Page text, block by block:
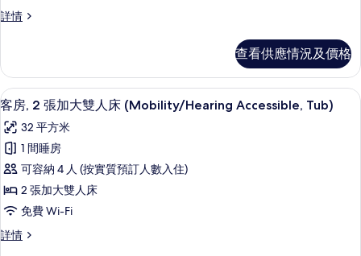
片
張
大
雙
人
床
(Hearing
Accessible)
的
相
片
詳情
客
特
大
雙
床
(Hearing
Accessible)
詳
情
查看供應情況及價格
載
入
所
有
客
房,
張
書桌、手提電腦工作空間、遮光窗簾/
5
客房, 2 張加大雙人床 (Mobility/Hearing Accessible, Tub)
32 平方米
1 間睡房
可容納 4 人 (按實質預訂人數入住)
2 張加大雙人床
免費 Wi-Fi
詳情
客